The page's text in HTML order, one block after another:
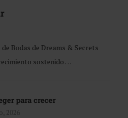
Bodas de Dreams & Secrets
sostenido …
para crecer
2026